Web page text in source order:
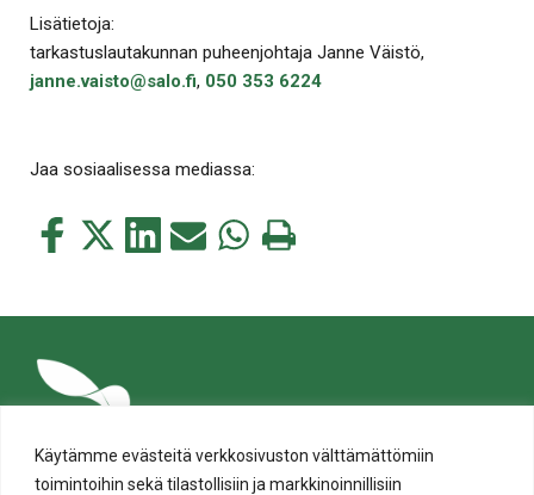
Käytämme evästeitä verkkosivuston välttämättömiin
toimintoihin sekä tilastollisiin ja markkinoinnillisiin
Lisätietoja:
tarkastuslautakunnan puheenjohtaja Janne Väistö,
janne.vaisto@salo.fi, 050 353 6224
Jaa sosiaalisessa mediassa:
Jaa
Jaa
Jaa Jaa Jaa Tulosta